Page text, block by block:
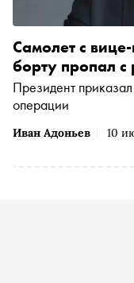
Иван Адоньев 10
Самолет с
борту пропал с
Президент
операции